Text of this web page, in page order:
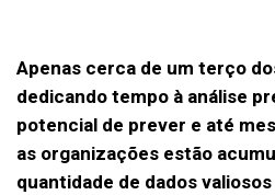
Apenas cerca de um terço
dedicando tempo à análise
potencial de prever e até
as organizações estão
quantidade de dados